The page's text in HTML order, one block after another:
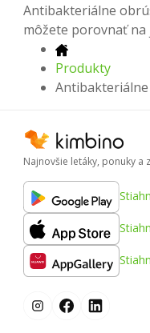
Antibakteriálne
môžete porovnať na
Produkty
Najnovšie letáky, ponuky a